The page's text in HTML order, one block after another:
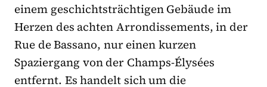
einem geschichtsträchtigen Gebäude im
Herzen des achten Arrondissements, in der
Rue de Bassano, nur einen kurzen
Spaziergang von der Champs-Élysées
entfernt. Es handelt sich um die